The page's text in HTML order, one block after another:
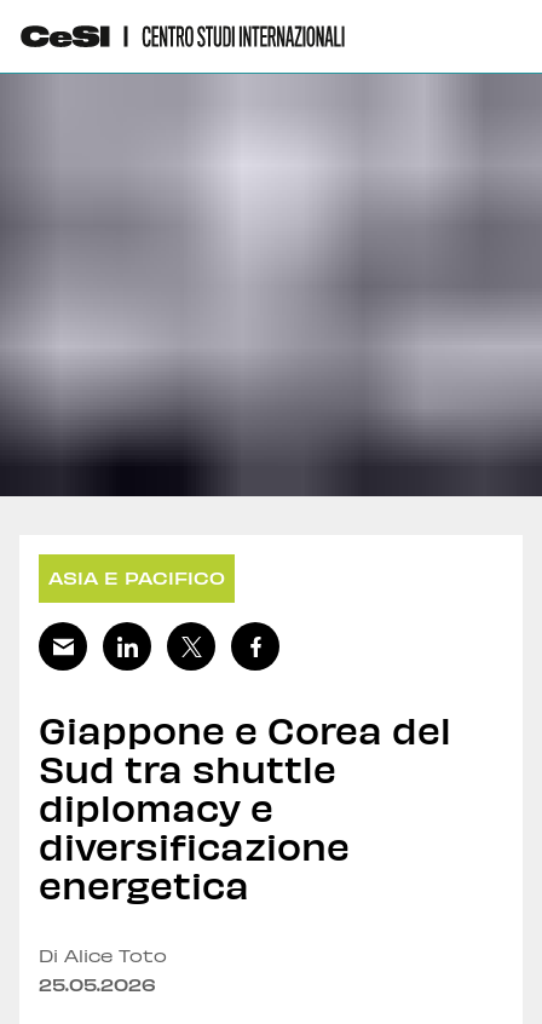
ASIA E PACIFICO
Giappone e Corea del
Sud tra shuttle
diplomacy e
diversificazione
energetica
Di Alice Toto
25.05.2026